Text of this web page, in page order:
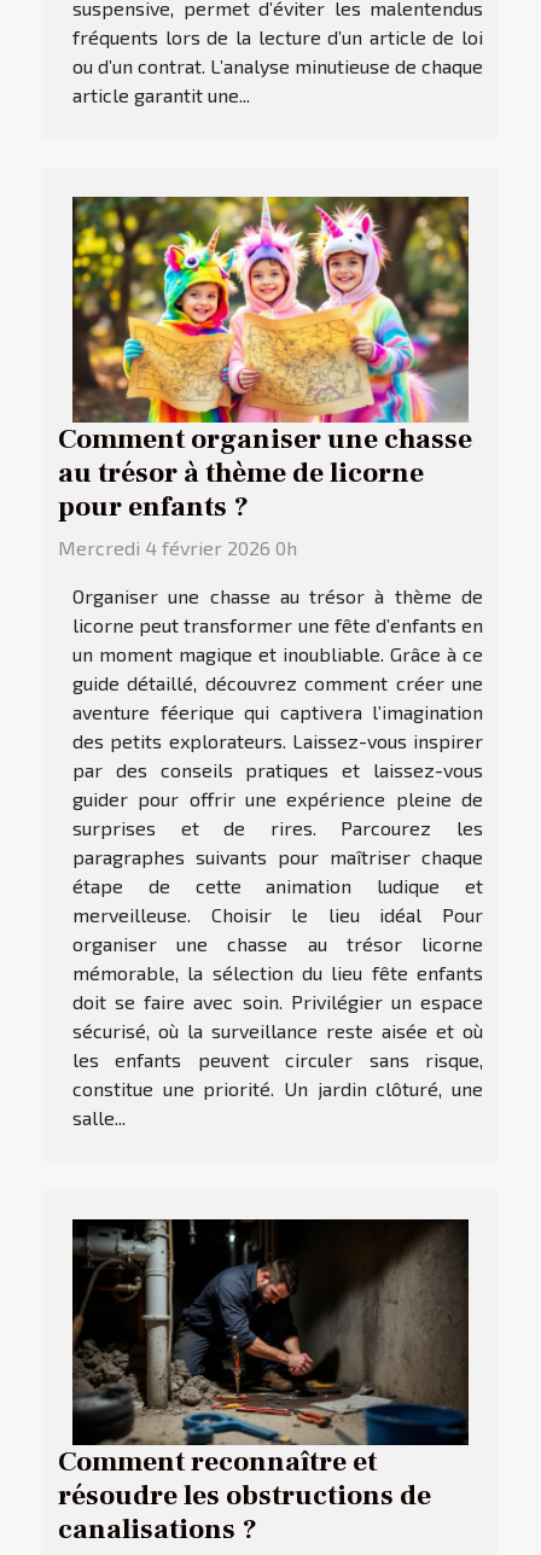
suspensive, permet d’éviter les malentendus
fréquents lors de la lecture d’un article de loi
ou d’un contrat. L’analyse minutieuse de chaque
article garantit une...
Comment organiser une chasse
au trésor à thème de licorne
pour enfants ?
Mercredi 4 février 2026 0h
Organiser une chasse au trésor à thème de
licorne peut transformer une fête d’enfants en
un moment magique et inoubliable. Grâce à ce
guide détaillé, découvrez comment créer une
aventure féerique qui captivera l’imagination
des petits explorateurs. Laissez-vous inspirer
par des conseils pratiques et laissez-vous
guider pour offrir une expérience pleine de
surprises et de rires. Parcourez les
paragraphes suivants pour maîtriser chaque
étape de cette animation ludique et
merveilleuse. Choisir le lieu idéal Pour
organiser une chasse au trésor licorne
mémorable, la sélection du lieu fête enfants
doit se faire avec soin. Privilégier un espace
sécurisé, où la surveillance reste aisée et où
les enfants peuvent circuler sans risque,
constitue une priorité. Un jardin clôturé, une
salle...
Comment reconnaître et
résoudre les obstructions de
canalisations ?